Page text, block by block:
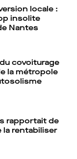
locale :
insolite
Nantes
covoiturage
la métropole
rapportait de
la rentabiliser